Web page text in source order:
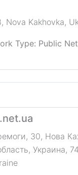
, Nova Kakhovka,
Type: Public
30, Нова
Украина,